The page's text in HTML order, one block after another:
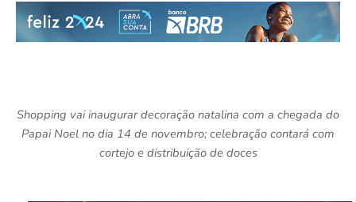
Shopping vai inaugurar decoração natalina com a chegada do
Papai Noel no dia 14 de novembro; celebração contará com
cortejo e distribuição de doces